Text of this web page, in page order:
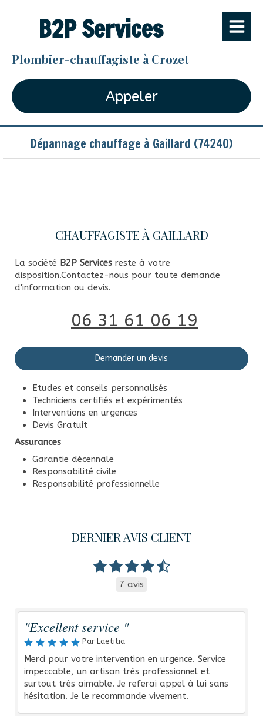
B2P Services
Plombier-chauffagiste à Crozet
Appeler
Dépannage chauffage à Gaillard (74240)
CHAUFFAGISTE À GAILLARD
La société B2P Services reste à votre
disposition.Contactez-nous pour toute demande
d'information ou devis.
06 31 61 06 19
Demander un devis
Etudes et conseils personnalisés
Techniciens certifiés et expérimentés
Interventions en urgences
Devis Gratuit
Assurances
Garantie décennale
Responsabilité civile
Responsabilité professionnelle
DERNIER AVIS CLIENT
7 avis
"Excellent service "
Par Laetitia
Merci pour votre intervention en urgence. Service
impeccable, un artisan très professionnel et
surtout très aimable. Je referai appel à lui sans
hésitation. Je le recommande vivement.